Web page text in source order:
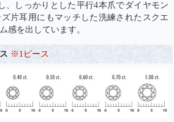
、しっかりとした平行4本爪でダイヤモン
ズ片耳用にもマッチした洗練されたスクエ
感を出しています。
※1ピース